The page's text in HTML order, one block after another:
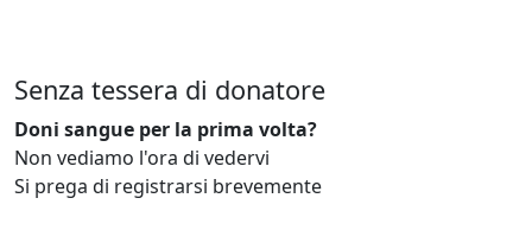
Senza tessera di donatore
Doni sangue per la prima volta?
Non vediamo l'ora di vedervi
Si prega di registrarsi brevemente